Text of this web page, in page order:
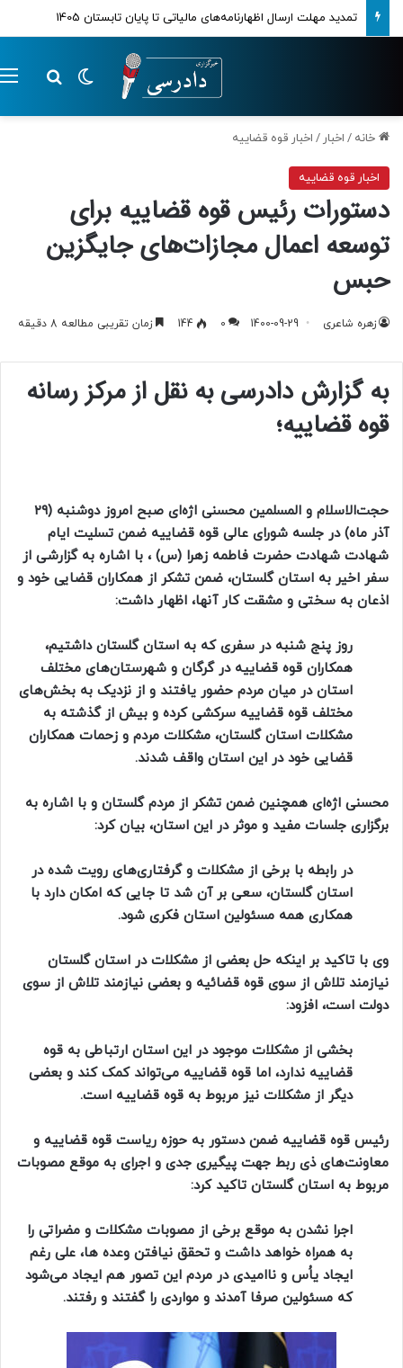
تمدید مهلت ارسال اظهارنامه‌های مالیاتی تا پایان تابستان 1405
تغییر پوسته
خانه / اخبار / اخبار قوه قضاییه
اخبار قوه قضاییه
دستورات رئیس قوه قضاییه برای
توسعه اعمال مجازات‌های جایگزین
حبس
زهره شاعری 1400-09-29
0
144 زمان تقریبی مطالعه 8 دقیقه
به گزارش دادرسی به نقل از مرکز رسانه
قوه قضاییه؛
حجت‌الاسلام و المسلمین محسنی اژه‌ای صبح امروز دوشنبه (۲۹
آذر ماه) در جلسه شورای عالی قوه قضاییه ضمن تسلیت ایام
شهادت شهادت حضرت فاطمه زهرا (س) ، با اشاره به گزارشی از
سفر اخیر به استان گلستان، ضمن تشکر از همکاران قضایی خود و
اذعان به سختی و مشقت کار آنها، اظهار داشت:
روز پنج شنبه در سفری که به استان گلستان داشتیم،
همکاران قوه قضاییه در گرگان و شهرستان‌های مختلف
استان در میان مردم حضور یافتند و از نزدیک به بخش‌های
مختلف قوه قضاییه سرکشی کرده و بیش از گذشته به
مشکلات استان گلستان، مشکلات مردم و زحمات همکاران
قضایی خود در این استان واقف شدند.
محسنی اژه‌ای همچنین ضمن تشکر از مردم گلستان و با اشاره به
برگزاری جلسات مفید و موثر در این استان، بیان کرد:
در رابطه با برخی از مشکلات و گرفتاری‌های رویت شده در
استان گلستان، سعی بر آن شد تا جایی که امکان دارد با
همکاری همه مسئولین استان فکری شود.
وی با تاکید بر اینکه حل بعضی از مشکلات در استان گلستان
نیازمند تلاش از سوی قوه قضائیه و بعضی نیازمند تلاش از سوی
دولت است، افزود:
بخشی از مشکلات موجود در این استان ارتباطی به قوه
قضاییه ندارد، اما قوه قضاییه می‌تواند کمک کند و بعضی
دیگر از مشکلات نیز مربوط به قوه قضاییه است.
رئیس قوه قضاییه ضمن دستور به حوزه ریاست قوه قضاییه و
معاونت‌های ذی ربط جهت پیگیری جدی و اجرای به موقع مصوبات
مربوط به استان گلستان تاکید کرد:
اجرا نشدن به موقع برخی از مصوبات مشکلات و مضراتی را
به همراه خواهد داشت و تحقق نیافتن وعده ها، علی رغم
ایجاد یاُس و ناامیدی در مردم این تصور هم ایجاد می‌شود
که مسئولین صرفا آمدند و مواردی را گفتند و رفتند.